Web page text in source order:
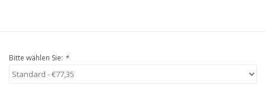
Bitte wählen Sie: *